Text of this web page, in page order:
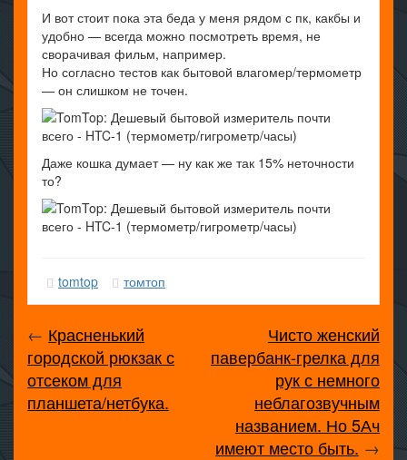
И вот стоит пока эта беда у меня рядом с пк, какбы и
удобно — всегда можно посмотреть время, не
сворачивая фильм, например.
Но согласно тестов как бытовой влагомер/термометр
— он слишком не точен.
Даже кошка думает — ну как же так 15% неточности
то?
tomtop томтоп
← Красненький
городской рюкзак с
отсеком для
планшета/нетбука.
Чисто женский
павербанк-грелка для
рук с немного
неблагозвучным
названием. Но 5Ач
имеют место быть. →